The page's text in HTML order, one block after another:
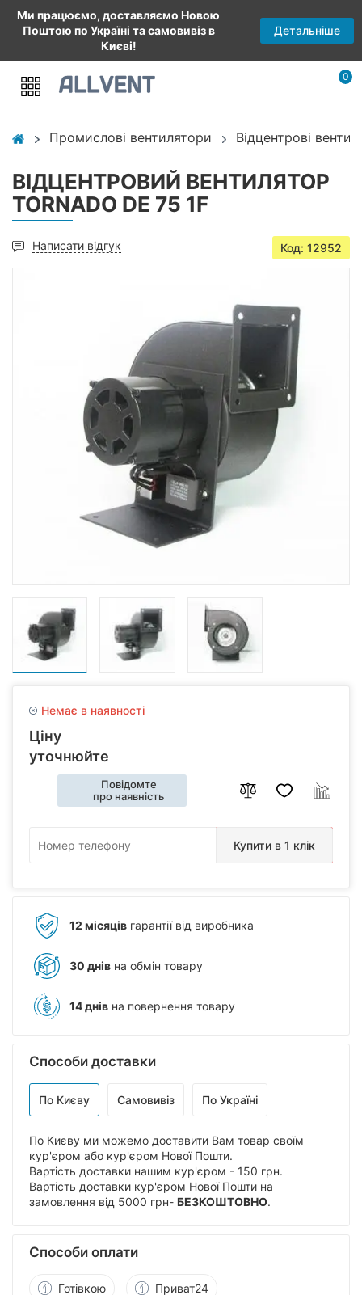
Ми працюємо, доставляємо Новою
Поштою по Україні та самовивіз в
Києві!
Детальніше
0
Промислові вентилятори Відцентрові
ВІДЦЕНТРОВИЙ ВЕНТИЛЯТОР
TORNADO DE 75 1F
Написати відгук Код: 12952
Немає в наявності
Ціну
уточнюйте
Повідомте
про наявність
Купити в 1 клік
12 місяців гарантії від виробника
30 днів на обмін товару
14 днів на повернення товару
Способи доставки
По Києву Самовивіз По Україні
По Києву ми можемо доставити Вам товар своїм
кур'єром або кур'єром Нової Пошти.
Вартість доставки нашим кур'єром - 150 грн.
Вартість доставки кур'єром Нової Пошти на
замовлення від 5000 грн- БЕЗКОШТОВНО.
Способи оплати
Готівкою Приват24